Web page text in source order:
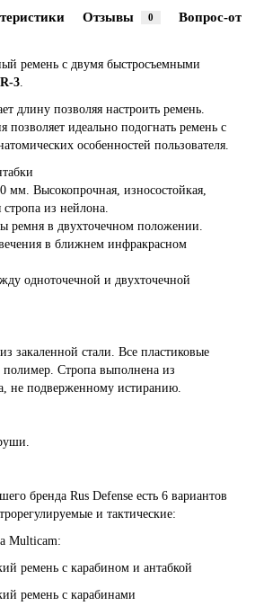
Отзывы 0 Вопрос-
ремень с двумя быстросъемными
3.
длину позволяя настроить ремень.
позволяет идеально подогнать ремень с
особенностей пользователя.
мм. Высокопрочная, износостойкая,
из нейлона.
ремня в двухточечном положении.
в ближнем инфракрасном
одноточечной и двухточечной
закаленной стали. Все пластиковые
Стропа выполнена из
не подверженному истиранию.
бренда Rus Defense есть 6 вариантов
и тактические:
Multicam:
ремень с карабином и антабкой
ремень с карабинами